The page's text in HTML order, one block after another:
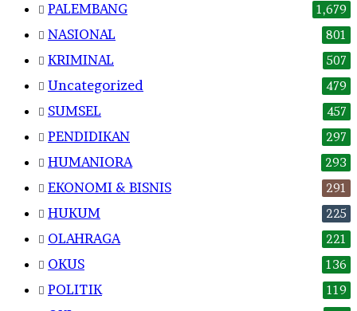
PALEMBANG 1,679
NASIONAL 801
KRIMINAL 507
Uncategorized 479
SUMSEL 457
PENDIDIKAN 297
HUMANIORA 293
EKONOMI & BISNIS 291
HUKUM 225
OLAHRAGA 221
OKUS 136
POLITIK 119